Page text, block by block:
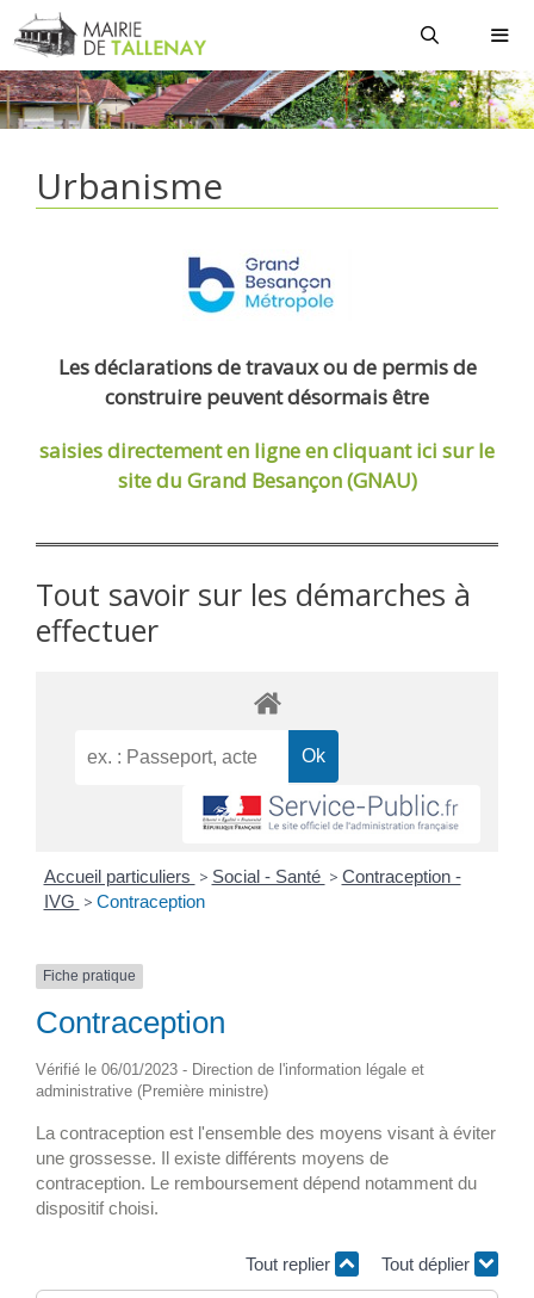
Aller
au
contenu
Urbanisme
Les déclarations de travaux ou de permis de
construire peuvent désormais être
saisies directement en ligneen cliquant ici sur le
site du Grand Besançon (GNAU)
Tout savoir sur les démarches à
effectuer
Accueil particuliers > Social - Santé > Contraception -
IVG > Contraception
Fiche pratique
Contraception
Vérifié le 06/01/2023 - Direction de l'information légale et
administrative (Première ministre)
La contraception est l'ensemble des moyens visant à éviter
une grossesse. Il existe différents moyens de
contraception. Le remboursement dépend notamment du
dispositif choisi.
Tout replier Tout déplier